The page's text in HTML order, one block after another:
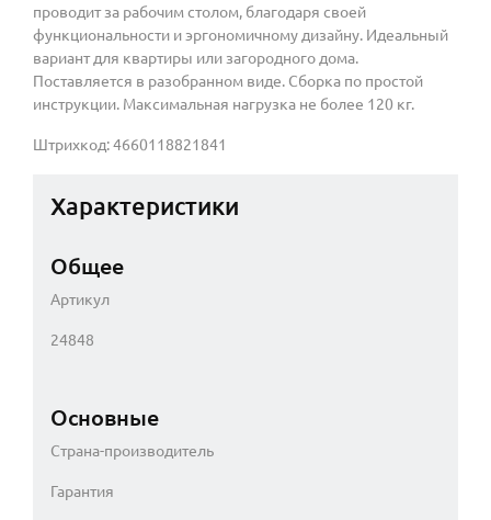
проводит за рабочим столом, благодаря своей
функциональности и эргономичному дизайну. Идеальный
вариант для квартиры или загородного дома.
Поставляется в разобранном виде. Сборка по простой
инструкции. Максимальная нагрузка не более 120 кг.
Штрихкод: 4660118821841
Характеристики
Общее
Артикул
24848
Основные
Страна-производитель
Гарантия